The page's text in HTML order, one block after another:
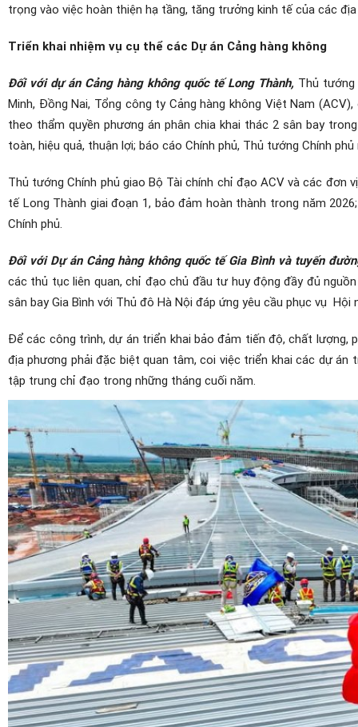
trọng vào việc hoàn thiện hạ tầng, tăng trưởng kinh tế của các
Triển khai nhiệm vụ cụ thể các Dự án Cảng hàng không
Đối với dự án Cảng hàng không quốc tế Long Thành, Thủ tướng
Minh, Đồng Nai, Tổng công ty Cảng hàng không Việt Nam
theo thẩm quyền phương án phân chia khai thác 2 sân bay
toàn, hiệu quả, thuận lợi; báo cáo Chính phủ, Thủ tướng Chính
Thủ tướng Chính phủ giao Bộ Tài chính chỉ đạo ACV và các đơn
tế Long Thành giai đoạn 1, bảo đảm hoàn thành trong năm
Chính phủ.
Đối với Dự án Cảng hàng không quốc tế Gia Bình và tuyến
các thủ tục liên quan, chỉ đạo chủ đầu tư huy động đầy đủ
sân bay Gia Bình với Thủ đô Hà Nội đáp ứng yêu cầu phục vụ Hội
Để các công trình, dự án triển khai bảo đảm tiến độ, chất lượng,
địa phương phải đặc biệt quan tâm, coi việc triển khai các dự
tập trung chỉ đạo trong những tháng cuối năm.